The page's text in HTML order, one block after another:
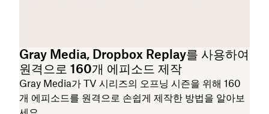
Gray Media, Dropbox Replay를 사용하여
원격으로 160개 에피소드 제작
Gray Media가 TV 시리즈의 오프닝 시즌을 위해 160
개 에피소드를 원격으로 손쉽게 제작한 방법을 알아보